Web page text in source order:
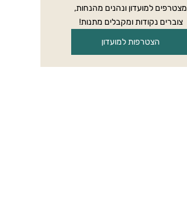
מצטרפים למועדון ונהנים מהנחות,
צוברים נקודות ומקבלים מתנות!
הצטרפות למועדון